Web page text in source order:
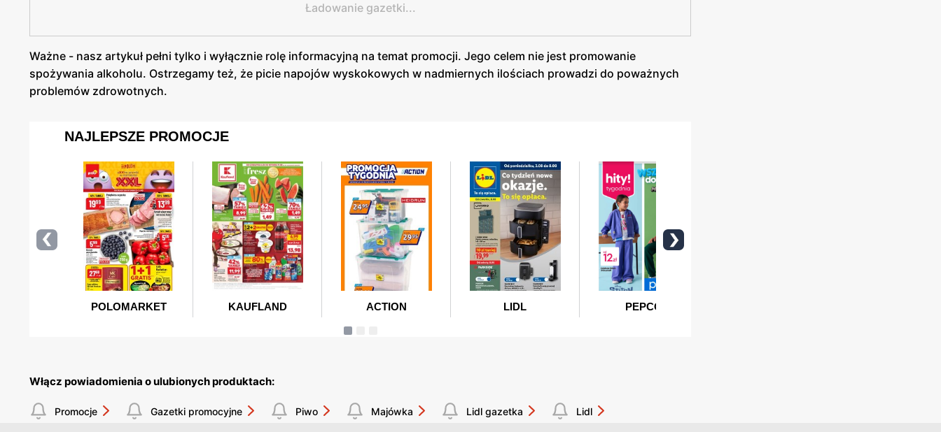
Ładowanie gazetki...
Ważne - nasz artykuł pełni tylko i wyłącznie rolę informacyjną na temat promocji. Jego celem nie jest promowanie
spożywania alkoholu. Ostrzegamy też, że picie napojów wyskokowych w nadmiernych ilościach prowadzi do poważnych
problemów zdrowotnych.
Włącz powiadomienia o ulubionych produktach:
Promocje Gazetki promocyjne Piwo Majówka Lidl gazetka Lidl